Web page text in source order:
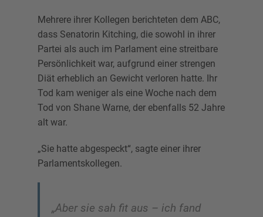
Mehrere ihrer Kollegen berichteten dem ABC,
dass Senatorin Kitching, die sowohl in ihrer
Partei als auch im Parlament eine streitbare
Persönlichkeit war, aufgrund einer strengen
Diät erheblich an Gewicht verloren hatte. Ihr
Tod kam weniger als eine Woche nach dem
Tod von Shane Warne, der ebenfalls 52 Jahre
alt war.
„Sie hatte abgespeckt“, sagte einer ihrer
Parlamentskollegen.
„Aber sie sah fit aus – ich fand